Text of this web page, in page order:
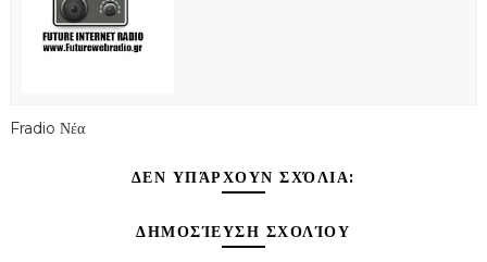
Fradio Νέα
ΔΕΝ ΥΠΆΡΧΟΥΝ ΣΧΌΛΙΑ:
ΔΗΜΟΣΊΕΥΣΗ ΣΧΟΛΊΟΥ